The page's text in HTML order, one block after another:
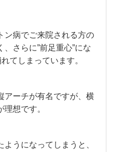
ン病でご来院される方の
さらに”前足重心”にな
てしまっています。
アーチが有名ですが、横
想です。
うになってしまうと、